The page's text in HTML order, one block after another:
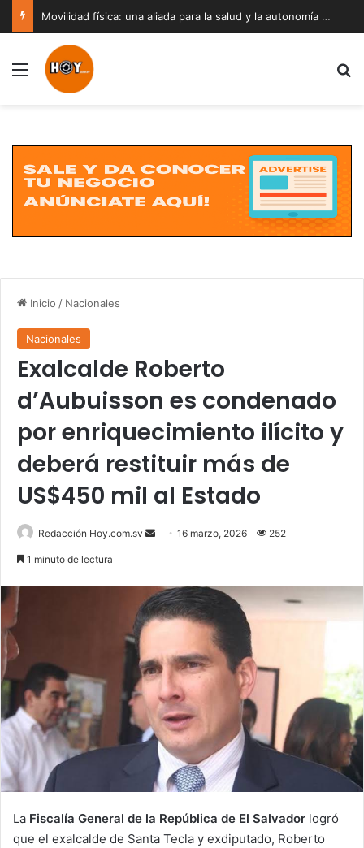
Movilidad física: una aliada para la salud y la autonomía a cualquier edad
Menú
Inicio / Nacionales
Nacionales
Exalcalde Roberto
d’Aubuisson es condenado
por enriquecimiento ilícito y
deberá restituir más de
US$450 mil al Estado
Redacción Hoy.com.sv
Send16 marzo, 2026 252
1 minuto de lectura
La Fiscalía General de la República de El Salvador logró
que el exalcalde de Santa Tecla y exdiputado, Roberto